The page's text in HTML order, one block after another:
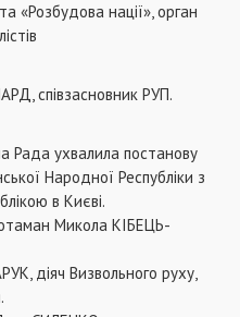
«Розбудова нації», орган
співзасновник РУП.
Рада ухвалила постанову
Народної Республіки з
в Києві.
Микола КІБЕЦЬ-
діяч Визвольного руху,